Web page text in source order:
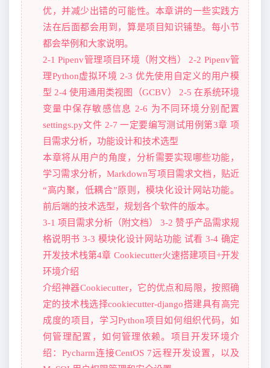
优，并减少出错的可能性。本章讲的一些实践方
法在后面都会用到，算是项目知识铺垫。每小节
都会举例和大家说明。
2-1 Pipenv管理项目环境（附文档） 2-2 Pipenv管
理Python虚拟环境 2-3 优先使用自定义的用户模
型 2-4 使用通用类视图（GCBV） 2-5 在系统环境
变量中保存敏感信息 2-6 为不同环境分别配置
settings.py文件 2-7 一定要编写测试用例第3章 项
目需求分析，功能设计和技术选型
本章将从用户的角度，分析需要实现哪些功能，
学习需求分析，Markdown写项目需求文档，贴近
“高内聚，低耦合”原则，模块化设计网站功能。
前后端的技术选型，规划各个软件的版本。
3-1 项目需求分析（附文档） 3-2 赞乎产品需求规
格说明书 3-3 模块化设计网站功能 试看 3-4 确定
开发技术栈第4章 Cookiecutter火速搭建项目+开发
环境介绍
介绍神器Cookiecutter，它的优点和局限，按照确
定的技术栈选择cookiecutter-django搭建具有高完
成度的项目，学习Python项目如何组织代码，如
何管理配置，如何管理依赖。项目开发环境介
绍：Pycharm连接CentOS 7远程开发设置，以及